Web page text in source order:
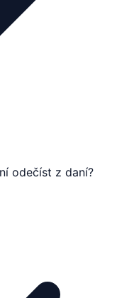
odečíst z daní?